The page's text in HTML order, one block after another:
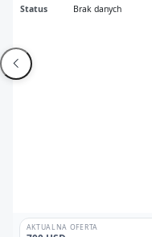
Status
Brak danych
AKTUALNA OFERTA